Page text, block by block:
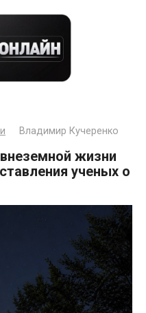
Владимир Кучеренко
жизни
ученых о